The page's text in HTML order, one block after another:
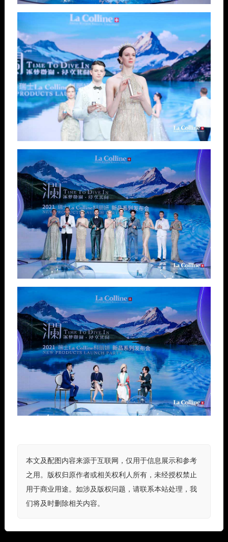
本文及配图内容来源于互联网，仅用于信息展示和参考
之用。版权归原作者或相关权利人所有，未经授权禁止
用于商业用途。如涉及版权问题，请联系本站处理，我
们将及时删除相关内容。